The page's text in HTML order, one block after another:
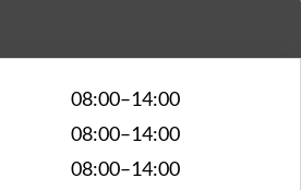
08:00–14:00
08:00–14:00
08:00–14:00